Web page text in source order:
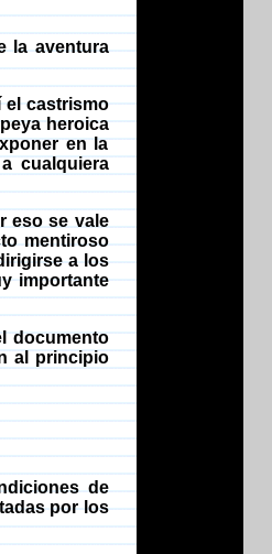
la aventura
el castrismo
heroica
en la
cualquiera
eso se vale
mentiroso
a los
importante
documento
al principio
de
por los